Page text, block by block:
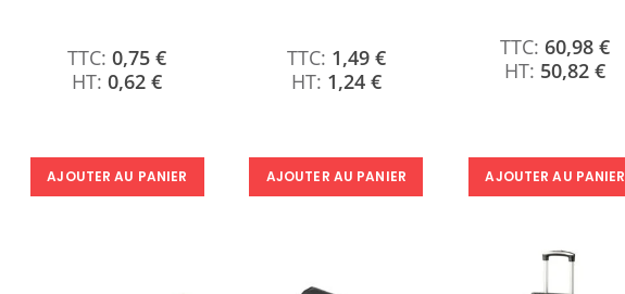
0,75 €
0,62 €
AJOUTER AU PANIER
1,49 €
1,24 €
AJOUTER AU PANIER
60,98 €
50,82 €
AJOUTER AU PANIER